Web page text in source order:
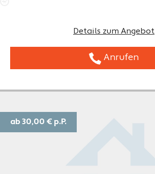
Details zum Angebot
Anrufen
ab 30,00 € p.P.